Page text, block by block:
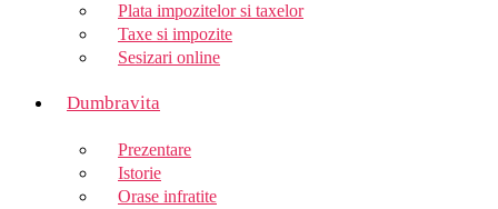
Plata impozitelor si taxelor
Taxe si impozite
Sesizari online
Dumbravita
Prezentare
Istorie
Orase infratite